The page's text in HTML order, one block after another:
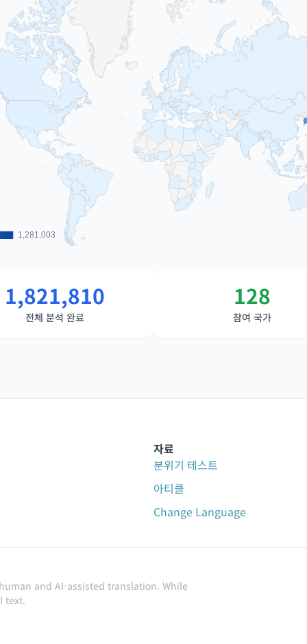
1,281,003
1,281,003
1,821,810
전체 분석 완료
128
참여 국가
자료
분위기 테스트
아티클
Change Language
and AI-assisted translation. While
text.